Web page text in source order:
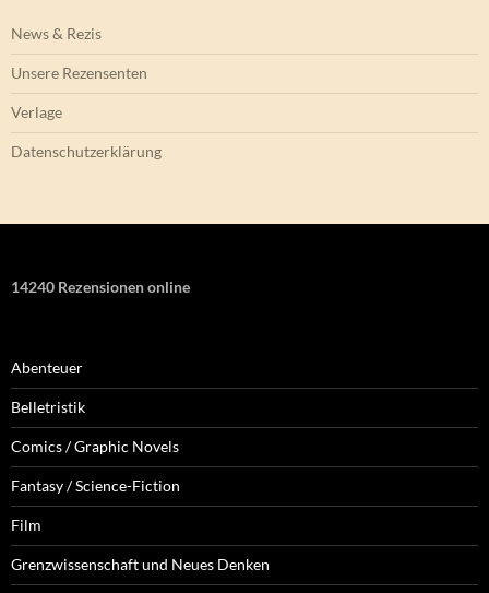
News & Rezis
Unsere Rezensenten
Verlage
Datenschutzerklärung
14240 Rezensionen online
Abenteuer
Belletristik
Comics / Graphic Novels
Fantasy / Science-Fiction
Film
Grenzwissenschaft und Neues Denken